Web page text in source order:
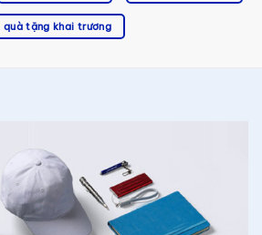
quà tặng khai trương